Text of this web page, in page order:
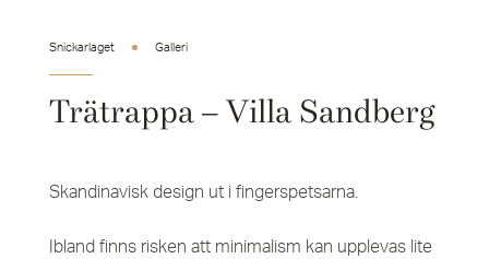
Snickarlaget Galleri
Trätrappa – Villa Sandberg
Skandinavisk design ut i fingerspetsarna.
Ibland finns risken att minimalism kan upplevas lite